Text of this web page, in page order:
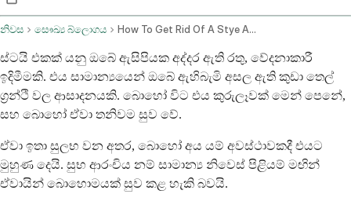
නිවස සෞඛ්‍ය බ්ලොගය How To Get Rid Of A Stye And When You Need Antibiotics
ස්ටයි එකක් යනු ඔබේ ඇසිපියක අද්දර ඇති රතු, වේදනාකාරී
ඉදිමීමකි. එය සාමාන්‍යයෙන් ඔබේ ඇහිබැමි අසල ඇති කුඩා තෙල්
ග්‍රන්ථි වල ආසාදනයකි. බොහෝ විට එය කුරුලෑවක් මෙන් පෙනේ,
සහ බොහෝ ඒවා තනිවම සුව වේ.
ඒවා ඉතා සුලභ වන අතර, බොහෝ අය යම් අවස්ථාවකදී එයට
මුහුණ දෙයි. සුභ ආරංචිය නම් සාමාන්‍ය නිවෙස් පිළියම් මඟින්
ඒවායින් බොහොමයක් සුව කළ හැකි බවයි.